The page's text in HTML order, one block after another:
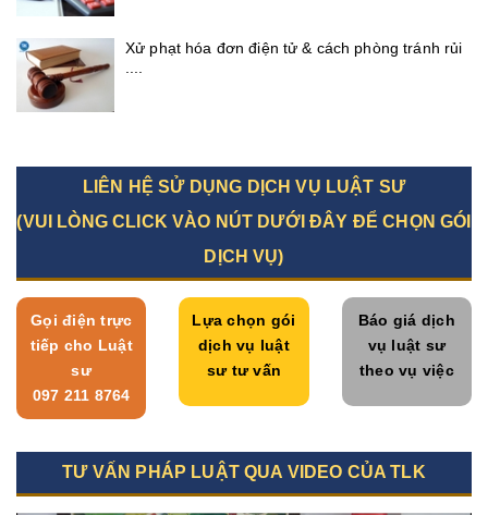
Xử phạt hóa đơn điện tử & cách phòng tránh rủi
....
LIÊN HỆ SỬ DỤNG DỊCH VỤ LUẬT SƯ
(VUI LÒNG CLICK VÀO NÚT DƯỚI ĐÂY ĐỂ CHỌN GÓI
DỊCH VỤ)
Gọi điện trực
tiếp cho Luật
sư
097 211 8764
Lựa chọn gói
dịch vụ luật
sư tư vấn
Báo giá dịch
vụ luật sư
theo vụ việc
TƯ VẤN PHÁP LUẬT QUA VIDEO CỦA TLK